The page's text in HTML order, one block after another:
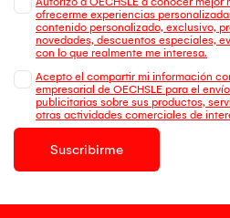
ofrecerme experiencias
contenido personalizado, exclusivo,
novedades, descuentos especiales,
con lo que realmente me interesa.
Acepto el compartir mi información
empresarial de OECHSLE para el
publicitarias sobre sus productos,
otras actividades comerciales de
Suscribirme